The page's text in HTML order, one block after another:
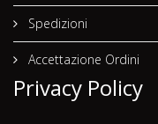
Spedizioni
Accettazione Ordini
Privacy Policy